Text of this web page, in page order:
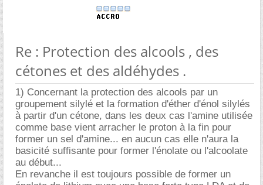
Re : Protection des alcools , des
cétones et des aldéhydes .
1) Concernant la protection des alcools par un
groupement silylé et la formation d'éther d'énol silylés
à partir d'un cétone, dans les deux cas l'amine utilisée
comme base vient arracher le proton à la fin pour
former un sel d'amine... en aucun cas elle n'aura la
basicité suffisante pour former l'énolate ou l'alcoolate
au début...
En revanche il est toujours possible de former un